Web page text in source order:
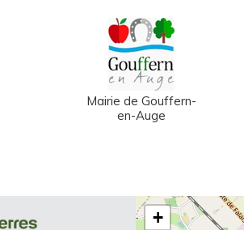
Mairie de Gouffern-
en-Auge
+